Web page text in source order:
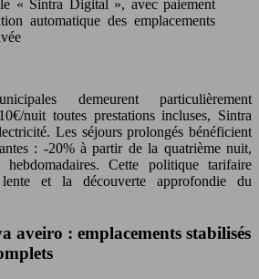
« Sintra Digital », avec paiement
automatique des emplacements
demeurent particulièrement
nuit toutes prestations incluses, Sintra
Les séjours prolongés bénéficient
: -20% à partir de la quatrième nuit,
Cette politique tarifaire
lente et la découverte approfondie du
aveiro : emplacements stabilisés